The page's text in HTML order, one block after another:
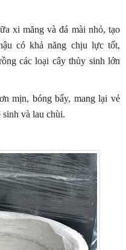
xi măng và đá mài nhỏ, tạo
có khả năng chịu lực tốt,
các loại cây thủy sinh lớn
mịn, bóng bẩy, mang lại vẻ
sinh và lau chùi.